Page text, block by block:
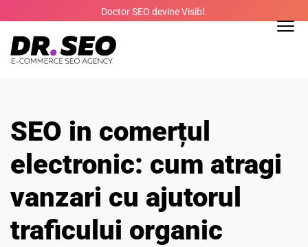
to
content
Doctor SEO devine Visibl.
SEO in comerțul
electronic: cum atragi
vanzari cu ajutorul
traficului organic